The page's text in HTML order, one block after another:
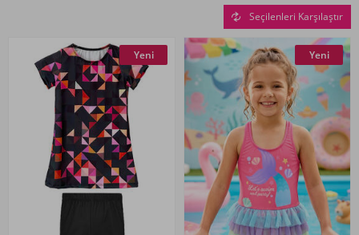
Seçilenleri Karşılaştır
Yeni Yeni